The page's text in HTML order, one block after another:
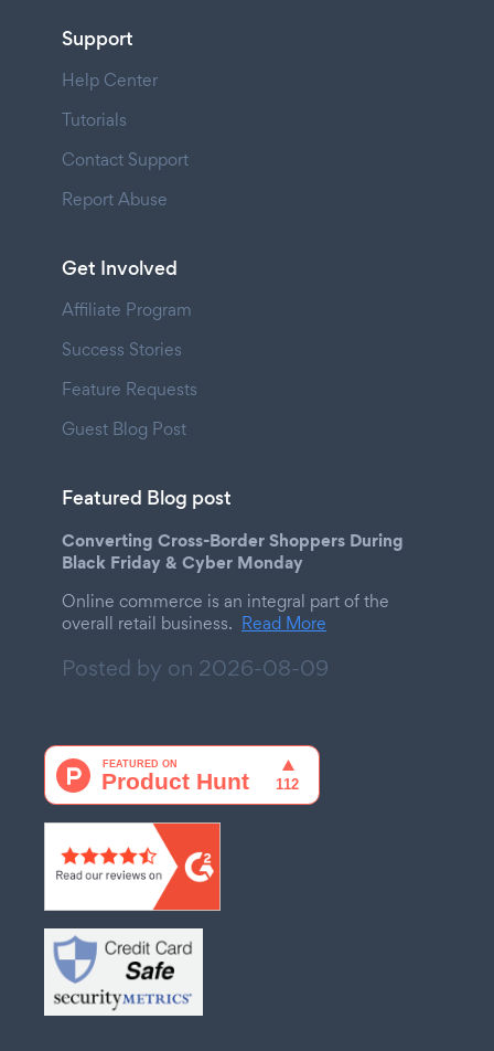
Support
Help Center
Tutorials
Contact Support
Report Abuse
Get Involved
Affiliate Program
Success Stories
Feature Requests
Guest Blog Post
Featured Blog post
Converting Cross-Border Shoppers During
Black Friday & Cyber Monday
Online commerce is an integral part of the
overall retail business. Read More
Posted by on 2026-08-09